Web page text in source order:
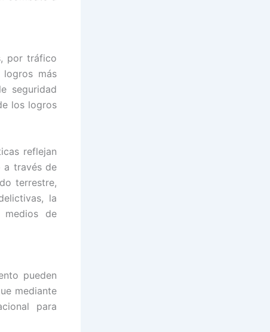
por tráfico
más
seguridad
los logros
reflejan
a través de
terrestre,
la
medios de
pueden
mediante
para